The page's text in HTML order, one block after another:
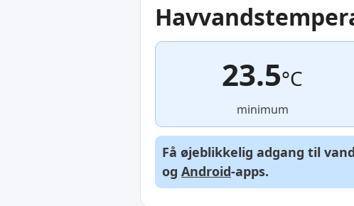
23.5°C
minimum
Få øjeblikkelig adgang til
og Android-apps.